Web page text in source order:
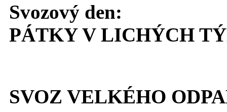
Svozový den:
PÁTKY V LICHÝCH
SVOZ VELKÉHO